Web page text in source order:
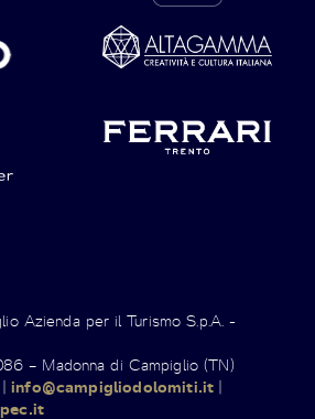
Azienda per il Turismo S.p.A. -
– Madonna di Campiglio (TN)
|info@campigliodolomiti.it |